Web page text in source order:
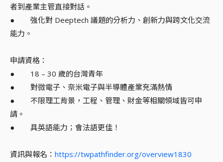
者到產業主管直接對話。
● 強化對 Deeptech 議題的分析力、創新力與跨文化交流
能力。
申請資格：
● 18 – 30 歲的台灣青年
● 對微電子、奈米電子與半導體產業充滿熱情
● 不限理工背景，工程、管理、財金等相關領域皆可申
請。
● 具英語能力；會法語更佳！
資訊與報名： https://twpathfinder.org/overview1830